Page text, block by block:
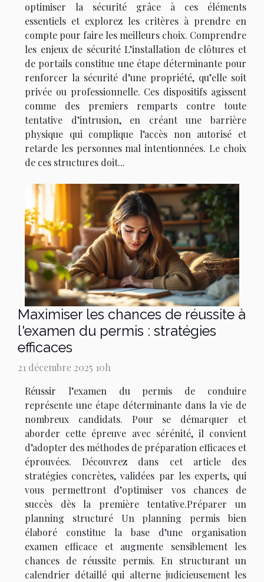
optimiser la sécurité grâce à ces éléments
essentiels et explorez les critères à prendre en
compte pour faire les meilleurs choix. Comprendre
les enjeux de sécurité L’installation de clôtures et
de portails constitue une étape déterminante pour
renforcer la sécurité d’une propriété, qu’elle soit
privée ou professionnelle. Ces dispositifs agissent
comme des premiers remparts contre toute
tentative d’intrusion, en créant une barrière
physique qui complique l’accès non autorisé et
retarde les personnes mal intentionnées. Le choix
de ces structures doit...
Maximiser les chances de réussite à
l'examen du permis : stratégies
efficaces
21 décembre 2025 10h
Réussir l’examen du permis de conduire
représente une étape déterminante dans la vie de
nombreux candidats. Pour se démarquer et
aborder cette épreuve avec sérénité, il convient
d’adopter des méthodes de préparation efficaces et
éprouvées. Découvrez dans cet article des
stratégies concrètes, validées par les experts, qui
vous permettront d’optimiser vos chances de
succès dès la première tentative.Préparer un
planning structuré Un planning permis bien
élaboré constitue la base d’une organisation
examen efficace et augmente sensiblement les
chances de réussite permis. En structurant un
calendrier détaillé qui alterne judicieusement les